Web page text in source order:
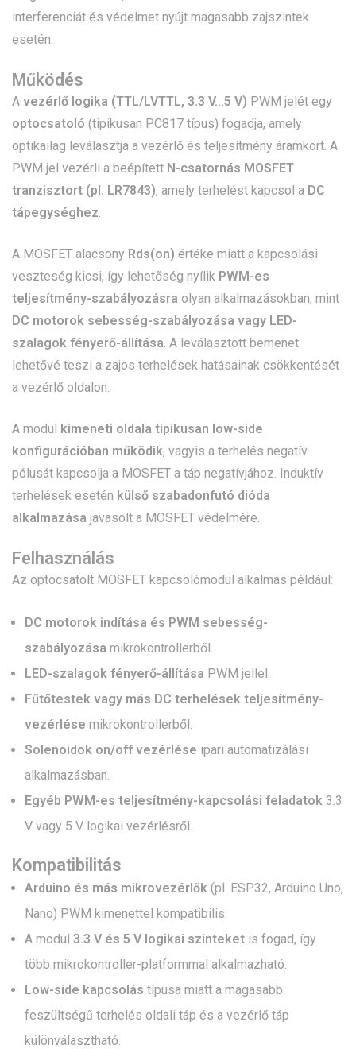
interferenciát és védelmet nyújt magasabb zajszintek
esetén.
Működés
A vezérlő logika (TTL/LVTTL, 3.3 V…5 V) PWM jelét egy
optocsatoló (tipikusan PC817 típus) fogadja, amely
optikailag leválasztja a vezérlő és teljesítmény áramkört. A
PWM jel vezérli a beépített N-csatornás MOSFET
tranzisztort (pl. LR7843), amely terhelést kapcsol a DC
tápegységhez
A MOSFET alacsony Rds(on) értéke miatt a kapcsolási
veszteség kicsi, így lehetőség nyílik PWM-es
teljesítmény-szabályozásra olyan alkalmazásokban, mint
DC motorok sebesség-szabályozása vagy LED-
szalagok fényerő-állítása . A leválasztott bemenet
lehetővé teszi a zajos terhelések hatásainak csökkentését
a vezérlő oldalon.
A modul kimeneti oldala tipikusan low-side
konfigurációban működik, vagyis a terhelés negatív
pólusát kapcsolja a MOSFET a táp negatívjához. Induktív
terhelések esetén külső szabadonfutó dióda
alkalmazása javasolt a MOSFET védelmére.
Felhasználás
Az optocsatolt MOSFET kapcsolómodul alkalmas például:
DC motorok indítása és PWM sebesség-
szabályozása mikrokontrollerből.
LED-szalagok fényerő-állítása PWM jellel.
Fűtőtestek vagy más DC terhelések teljesítmény-
vezérlése mikrokontrollerből.
Solenoidok on/off vezérlése ipari automatizálási
alkalmazásban.
Egyéb PWM-es teljesítmény-kapcsolási feladatok 3.3
V vagy 5 V logikai vezérlésről.
Kompatibilitás
Arduino és más mikrovezérlők (pl. ESP32, Arduino Uno,
Nano) PWM kimenettel kompatibilis.
A modul 3.3 V és 5 V logikai szinteket is fogad, így
több mikrokontroller-platformmal alkalmazható.
Low-side kapcsolás típusa miatt a magasabb
feszültségű terhelés oldali táp és a vezérlő táp
különválasztható.